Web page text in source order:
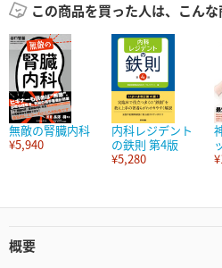
この商品を買った人は、こんな
無敵の腎臓内科
¥5,940
内科レジデント
の鉄則 第4版
¥5,280
概要